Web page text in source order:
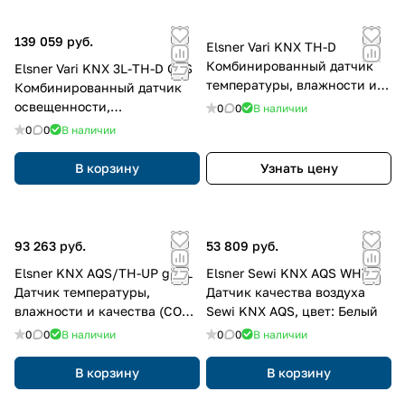
139 059 руб.
Elsner Vari KNX 3L-TH-D GPS
Комбинированный датчик
освещенности,
температуры, влажности и
0 0 В наличии
В корзину
Elsner Vari KNX TH-D
Комбинированный датчик
температуры, влажности и
давления воздуха Vari KNX
0 0 В наличии
Узнать цену
93 263 руб.
Elsner KNX AQS/TH-UP gl BL
Датчик температуры,
влажности и качества (CO2)
воздуха KNX AQS/TH, цвет:
0 0 В наличии
В корзину
53 809 руб.
Elsner Sewi KNX AQS WHT
Датчик качества воздуха
Sewi KNX AQS, цвет: Белый
0 0 В наличии
В корзину